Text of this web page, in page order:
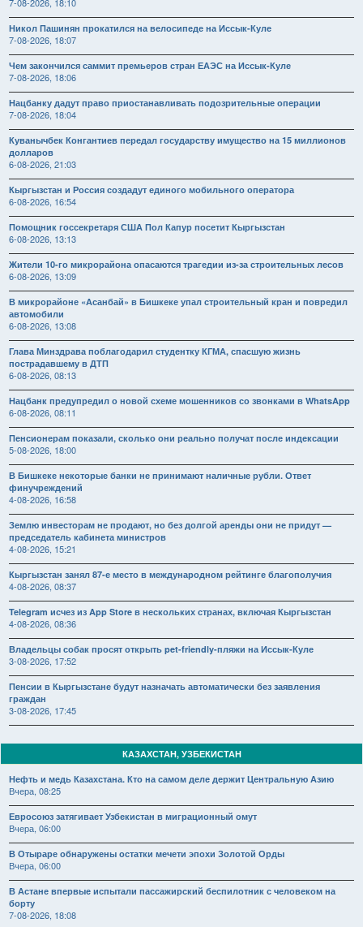
Никол Пашинян прокатился на велосипеде на Иссык-Куле
7-08-2026, 18:07
Чем закончился саммит премьеров стран ЕАЭС на Иссык-Куле
7-08-2026, 18:06
Нацбанку дадут право приостанавливать подозрительные операции
7-08-2026, 18:04
Куванычбек Конгантиев передал государству имущество на 15 миллионов
долларов
6-08-2026, 21:03
Кыргызстан и Россия создадут единого мобильного оператора
6-08-2026, 16:54
Помощник госсекретаря США Пол Капур посетит Кыргызстан
6-08-2026, 13:13
Жители 10-го микрорайона опасаются трагедии из-за строительных лесов
6-08-2026, 13:09
В микрорайоне «Асанбай» в Бишкеке упал строительный кран и повредил
автомобили
6-08-2026, 13:08
Глава Минздрава поблагодарил студентку КГМА, спасшую жизнь
пострадавшему в ДТП
6-08-2026, 08:13
Нацбанк предупредил о новой схеме мошенников со звонками в WhatsApp
6-08-2026, 08:11
Пенсионерам показали, сколько они реально получат после индексации
5-08-2026, 18:00
В Бишкеке некоторые банки не принимают наличные рубли. Ответ
финучреждений
4-08-2026, 16:58
Землю инвесторам не продают, но без долгой аренды они не придут —
председатель кабинета министров
4-08-2026, 15:21
Кыргызстан занял 87-е место в международном рейтинге благополучия
4-08-2026, 08:37
Telegram исчез из App Store в нескольких странах, включая Кыргызстан
4-08-2026, 08:36
Владельцы собак просят открыть pet-friendly-пляжи на Иссык-Куле
3-08-2026, 17:52
Пенсии в Кыргызстане будут назначать автоматически без заявления
граждан
3-08-2026, 17:45
КАЗАХСТАН, УЗБЕКИСТАН
Нефть и медь Казахстана. Кто на самом деле держит Центральную Азию
Вчера, 08:25
Евросоюз затягивает Узбекистан в миграционный омут
Вчера, 06:00
В Отыраре обнаружены остатки мечети эпохи Золотой Орды
Вчера, 06:00
В Астане впервые испытали пассажирский беспилотник с человеком на
борту
7-08-2026, 18:08